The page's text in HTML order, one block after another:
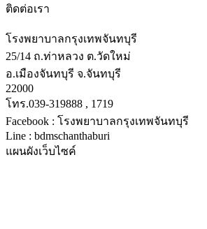
ติดต่อเรา
โรงพยาบาลกรุงเทพจันทบุรี
25/14 ถ.ท่าหลวง ต.วัดใหม่
อ.เมืองจันทบุรี จ.จันทบุรี
22000
โทร.039-319888 , 1719
Facebook : โรงพยาบาลกรุงเทพจันทบุรี
Line : bdmschanthaburi
แผนผังเว็บไซค์